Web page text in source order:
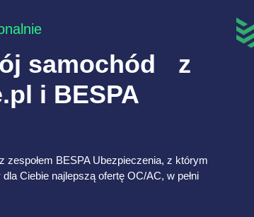
samochód z
i BESPA
zespołem BESPA Ubezpieczenia, z którym
Ciebie najlepszą ofertę OC/AC, w pełni